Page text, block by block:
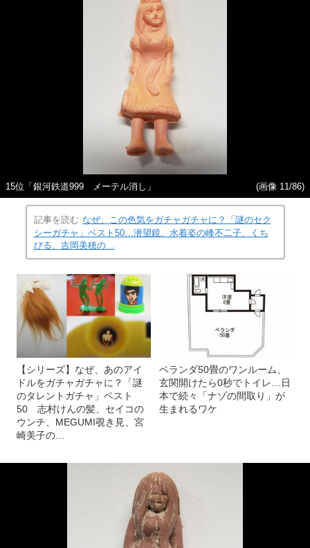
15位「銀河鉄道999 メーテル消し」 (画像 11/86)
記事を読む なぜ、この色気をガチャガチャに？「謎のセク
シーガチャ」ベスト50…潜望鏡、水着姿の峰不二子、くち
びる、吉岡美穂の…
【シリーズ】なぜ、あのアイ
ドルをガチャガチャに？「謎
のタレントガチャ」ベスト
50 志村けんの髪、セイコの
ウンチ、MEGUMI覗き見、宮
崎美子の…
ベランダ50畳のワンルーム、
玄関開けたら0秒でトイレ…日
本で続々「ナゾの間取り」が
生まれるワケ